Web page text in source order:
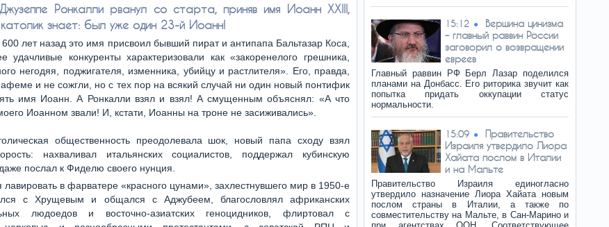
Ронкалли рванул со старта, приняв имя Иоанн XXIII,
знает: был уже один 23-й Иоанн!
лет назад это имя присвоил бывший пират и антипапа Бальтазар Коса,
удачливые конкуренты характеризовали как «закоренелого грешника,
негодяя, поджигателя, изменника, убийцу и растлителя». Его, правда,
и не сожгли, но с тех пор на всякий случай ни один новый понтифик
имя Иоанн. А Ронкалли взял и взял! А смущенным объяснял: «А что
Иоанном звали! И, кстати, Иоанны на троне не засиживались».
общественность преодолевала шок, новый папа сходу взял
нахваливал итальянских социалистов, поддержал кубинскую
послал к Фиделю своего нунция.
в фарватере «красного цунами», захлестнувшего мир в 1950-е
с Хрущевым и общался с Аджубеем, благословлял африканских
людоедов и восточно-азиатских геноцидников, флиртовал с
15:12
Вершина цинизма
– главный раввин России
заговорил о возвращении
евреев
Главный раввин РФ Берл Лазар поделился
планами на Донбасс. Его риторика звучит как
попытка придать оккупации статус
нормальности.
15:09
Правительство
Израиля утвердило Лиора
Хайата послом в Италии
и на Мальте
Правительство Израиля единогласно
утвердило назначение Лиора Хайата новым
послом страны в Италии, а также по
совместительству на Мальте, в Сан-Марино и